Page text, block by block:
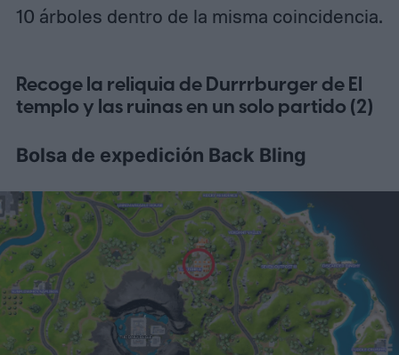
10 árboles dentro de la misma coincidencia.
Recoge la reliquia de Durrrburger de El
templo y las ruinas en un solo partido (2)
Bolsa de expedición Back Bling